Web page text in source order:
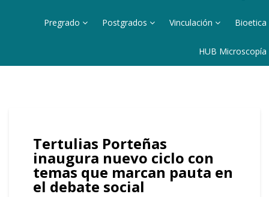
Pregrado Postgrados Vinculación Bioetica
HUB Microscopía
Tertulias Porteñas
inaugura nuevo ciclo con
temas que marcan pauta en
el debate social